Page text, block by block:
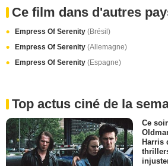
Ce film dans d'autres
Empress Of Serenity (Brésil)
Empress Of Serenity (Allemagne)
Empress Of Serenity (Espagne)
Top actus ciné de la
Ce
Harris